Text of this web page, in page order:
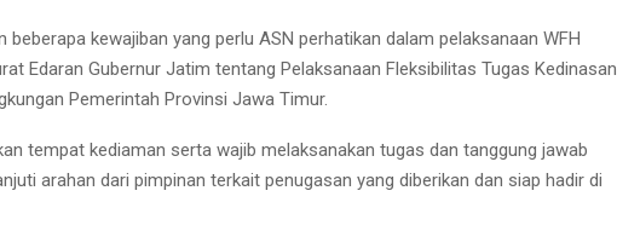
kewajiban yang perlu ASN perhatikan dalam pelaksanaan WFH
Edaran Gubernur Jatim tentang Pelaksanaan Fleksibilitas Tugas Kedinasan
Pemerintah Provinsi Jawa Timur.
tempat kediaman serta wajib melaksanakan tugas dan tanggung jawab
arahan dari pimpinan terkait penugasan yang diberikan dan siap hadir di